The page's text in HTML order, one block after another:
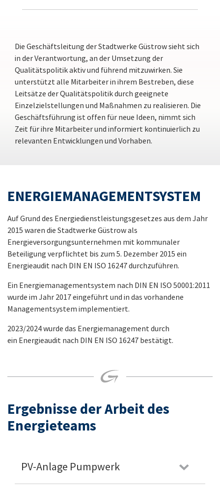
Die Geschäftsleitung der Stadtwerke Güstrow sieht sich
in der Verantwortung, an der Umsetzung der
Qualitätspolitik aktiv und führend mitzuwirken. Sie
unterstützt alle Mitarbeiter in ihrem Bestreben, diese
Leitsätze der Qualitätspolitik durch geeignete
Einzelzielstellungen und Maßnahmen zu realisieren. Die
Geschäftsführung ist offen für neue Ideen, nimmt sich
Zeit für ihre Mitarbeiter und informiert kontinuierlich zu
relevanten Entwicklungen und Vorhaben.
ENERGIEMANAGEMENTSYSTEM
Auf Grund des Energiedienstleistungsgesetzes aus dem Jahr
2015 waren die Stadtwerke Güstrow als
Energieversorgungsunternehmen mit kommunaler
Beteiligung verpflichtet bis zum 5. Dezember 2015 ein
Energieaudit nach DIN EN ISO 16247 durchzuführen.
Ein Energiemanagementsystem nach DIN EN ISO 50001:2011
wurde im Jahr 2017 eingeführt und in das vorhandene
Managementsystem implementiert.
2023/2024 wurde das Energiemanagement durch
ein Energieaudit nach DIN EN ISO 16247 bestätigt.
Ergebnisse der Arbeit des
Energieteams
PV-Anlage Pumpwerk